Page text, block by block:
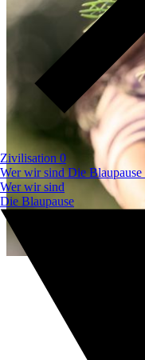
Zivilisation 0
Wer wir sindDie Blaupause
Wer wir sind
Die Blaupause